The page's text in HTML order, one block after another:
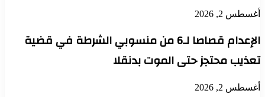
أغسطس 2, 2026
الإعدام قصاصا لـ6 من منسوبي الشرطة في قضية
تعذيب محتجز حتى الموت بدنقلا
أغسطس 2, 2026